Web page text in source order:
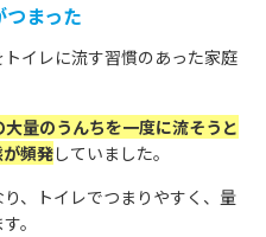
まった
イレに流す習慣のあった家庭
大量のうんちを一度に流そうと
頻発していました。
、トイレでつまりやすく、量
。